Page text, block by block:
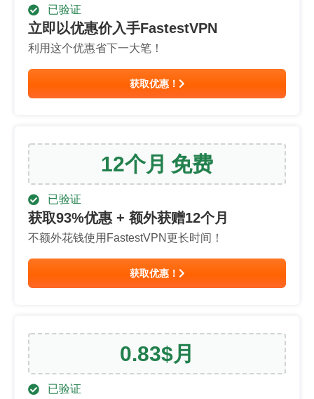
已验证
立即以优惠价入手FastestVPN
利用这个优惠省下一大笔！
获取优惠！
12个月 免费
已验证
获取93%优惠 + 额外获赠12个月
不额外花钱使用FastestVPN更长时间！
获取优惠！
0.83$月
已验证